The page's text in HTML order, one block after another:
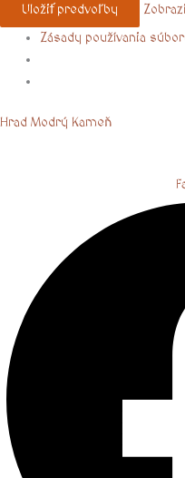
Uložiť predvoľby
Zásady používania
Hrad Modrý Kameň
Menu